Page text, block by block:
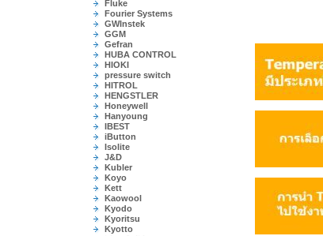
Fluke
Fourier Systems
GWInstek
GGM
Gefran
HUBA CONTROL
HIOKI
pressure switch
HITROL
HENGSTLER
Honeywell
Hanyoung
IBEST
iButton
Isolite
J&D
Kubler
Koyo
Kett
Kaowool
Kyodo
Kyoritsu
Kyotto